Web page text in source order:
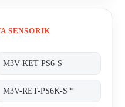
SENSORIK
M3V-KET-PS6-S
M3V-RET-PS6K-S *